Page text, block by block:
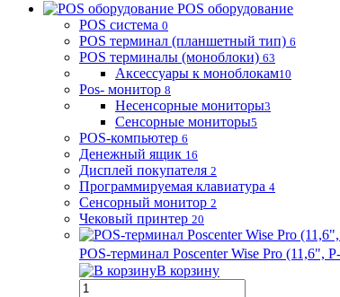
POS оборудование
POS система 0
POS терминал (планшетный тип) 6
POS терминалы (моноблоки) 63
Аксессуары к моноблокам10
Pos- монитор 8
Несенсорные мониторы3
Сенсорные мониторы5
POS-компьютер 6
Денежный ящик 16
Дисплей покупателя 2
Программируемая клавиатура 4
Сенсорный монитор 2
Чековый принтер 20
POS-терминал Poscenter Wise Pro
В корзину